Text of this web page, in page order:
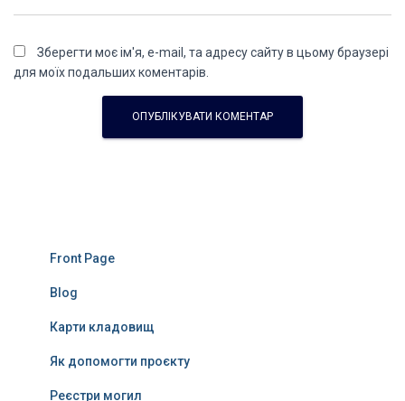
Зберегти моє ім'я, e-mail, та адресу сайту в цьому браузері
для моїх подальших коментарів.
Front Page
Blog
Карти кладовищ
Як допомогти проєкту
Реєстри могил